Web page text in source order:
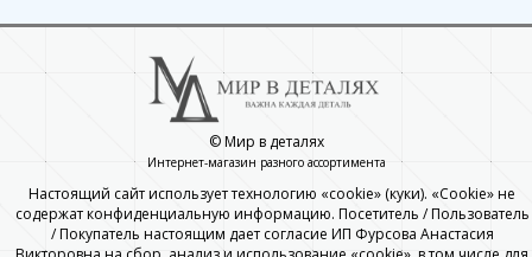
© Мир в деталях
Интернет-магазин разного ассортимента
Настоящий сайт использует технологию «cookie» (куки). «Cookie» не
содержат конфиденциальную информацию. Посетитель / Пользователь
/ Покупатель настоящим дает согласие ИП Фурсова Анастасия